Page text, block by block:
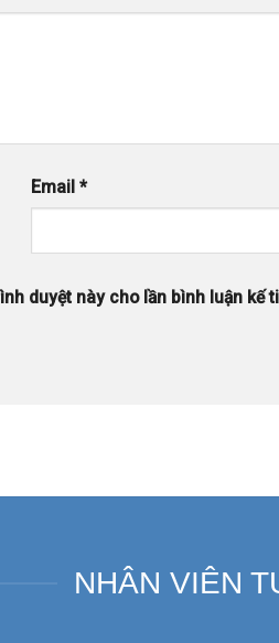
Email*
duyệt này cho lần bình luận kế
NHÂN VIÊN